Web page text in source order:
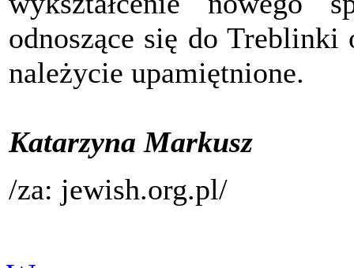
odnoszące się do Treblinki
należycie upamiętnione.
Katarzyna Markusz
/za: jewish.org.pl/